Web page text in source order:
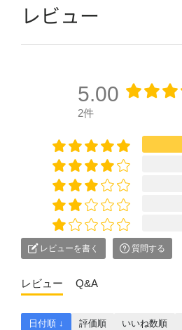
レビュー
5.00
2件
レビューを書く 質問する
レビュー Q&A
日付順 ↓ 評価順 いいね数順